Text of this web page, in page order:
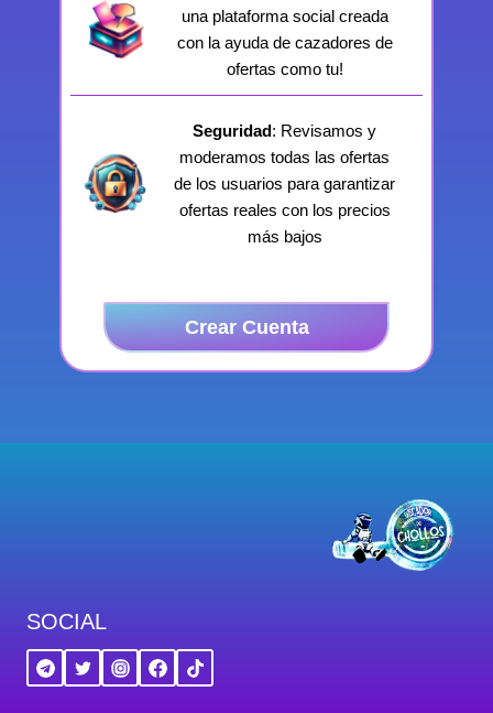
una plataforma social creada
con la ayuda de cazadores de
ofertas como tu!
Seguridad: Revisamos y
moderamos todas las ofertas
de los usuarios para garantizar
ofertas reales con los precios
más bajos
Crear Cuenta
SOCIAL